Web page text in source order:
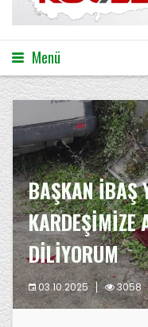
Menü
BAŞKAN İBAŞ
KARDEŞİMİZE
DİLİYORUM
03.10.2025 3058